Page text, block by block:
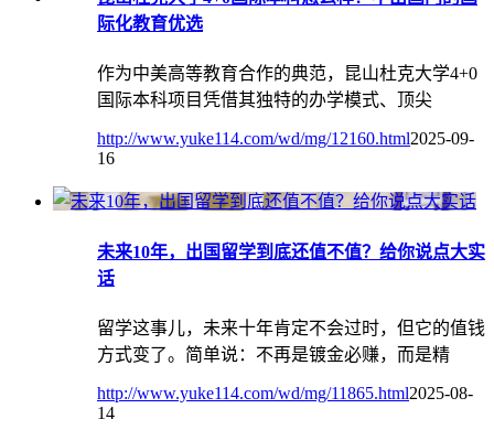
际化教育优选
作为中美高等教育合作的典范，昆山杜克大学4+0
国际本科项目凭借其独特的办学模式、顶尖
http://www.yuke114.com/wd/mg/12160.html2025-09-
16
未来10年，出国留学到底还值不值？给你说点大实
话
留学这事儿，未来十年肯定不会过时，但它的值钱
方式变了。简单说：不再是镀金必赚，而是精
http://www.yuke114.com/wd/mg/11865.html2025-08-
14